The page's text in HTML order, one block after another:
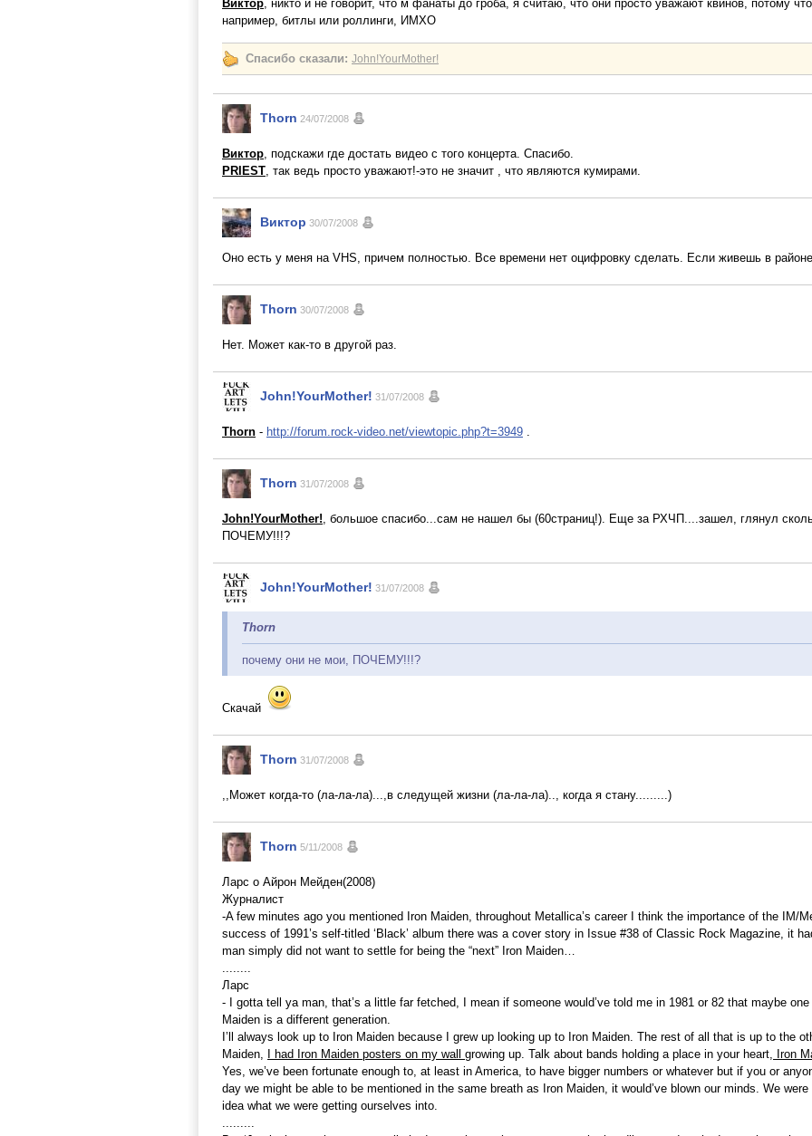
Виктор, никто и не говорит, что м фанаты до гроба, я считаю, что они просто уважают квинов, потому
например, битлы или роллинги, ИМХО
Спасибо сказали: John!YourMother!
Thorn 24/07/2008
Виктор, подскажи где достать видео с того концерта. Спасибо.
PRIEST, так ведь просто уважают!-это не значит , что являются кумирами.
Виктор 30/07/2008
Оно есть у меня на VHS, причем полностью. Все времени нет оцифровку сделать. Если живешь в
Thorn 30/07/2008
Нет. Может как-то в другой раз.
John!YourMother! 31/07/2008
Thorn - http://forum.rock-video.net/viewtopic.php?t=3949 .
Thorn 31/07/2008
John!YourMother!, большое спасибо...сам не нашел бы (60страниц!). Еще за РХЧП....зашел, глянул
ПОЧЕМУ!!!?
John!YourMother! 31/07/2008
Thorn
почему они не мои, ПОЧЕМУ!!!?
Скачай
Thorn 31/07/2008
,,Может когда-то (ла-ла-ла)...,в следущей жизни (ла-ла-ла).., когда я стану.........)
Thorn 5/11/2008
Ларс о Айрон Мейден(2008)
Журналист
-A few minutes ago you mentioned Iron Maiden, throughout Metallica’s career I think the importance of the
success of 1991’s self-titled ‘Black’ album there was a cover story in Issue #38 of Classic Rock Magazine, it
man simply did not want to settle for being the “next” Iron Maiden…
........
Ларс
- I gotta tell ya man, that’s a little far fetched, I mean if someone would’ve told me in 1981 or 82 that maybe
Maiden is a different generation.
I’ll always look up to Iron Maiden because I grew up looking up to Iron Maiden. The rest of all that is up to the
Maiden,
I had Iron Maiden posters on my wall growing up. Talk about bands holding a place in your heart, Iron
Yes, we’ve been fortunate enough to, at least in America, to have bigger numbers or whatever but if you or
day we might be able to be mentioned in the same breath as Iron Maiden, it would’ve blown our minds. We
idea what we were getting ourselves into.
.........